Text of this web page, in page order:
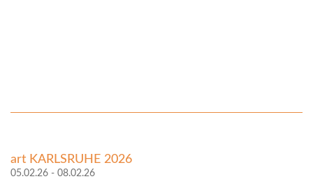
art KARLSRUHE 2026
05.02.26 - 08.02.26